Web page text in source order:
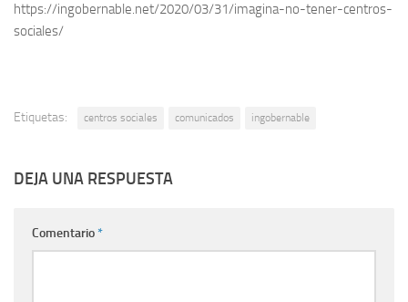
https://ingobernable.net/2020/03/31/imagina-no-tener-centros-
sociales/
Etiquetas: centros sociales comunicados ingobernable
DEJA UNA RESPUESTA
Comentario*